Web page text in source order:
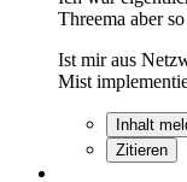
Threema aber
Ist mir aus
Mist
Inhalt
Zitieren